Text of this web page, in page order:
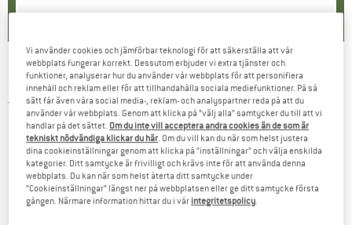
SALEWA -Puez DST Shorts - Shorts
5,0(1)
Vi använder cookies och jämförbar teknologi för att säkerställa att vår
webbplats fungerar korrekt. Dessutom erbjuder vi extra tjänster och
funktioner, analyserar hur du använder vår webbplats för att personifiera
innehåll och reklam eller för att tillhandahålla sociala mediefunktioner. På så
sätt får även våra social media-, reklam- och analyspartner reda på att du
använder vår webbplats. Genom att klicka på ”välj alla” samtycker du till att vi
handlar på det sättet. Om du inte vill acceptera andra cookies än de som är
tekniskt nödvändiga klickar du här. Om du vill kan du när som helst justera
dina cookieinställningar genom att klicka på ”inställningar” och välja enskilda
kategorier. Ditt samtycke är frivilligt och krävs inte för att använda denna
webbplats. Du kan när som helst återta ditt samtycke under
”Cookieinställningar” längst ner på webbplatsen eller ge ditt samtycke första
gången. Närmare information hittar du i vår integritetspolicy.